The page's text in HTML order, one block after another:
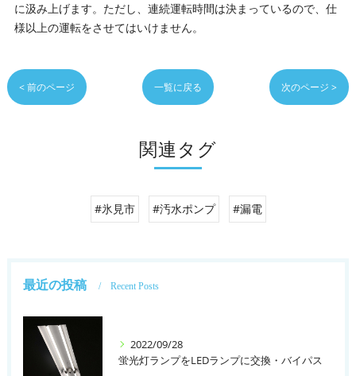
に汲み上げます。ただし、連続運転時間は決まっているので、仕
様以上の運転をさせてはいけません。
< 前のページ 一覧に戻る 次のページ >
関連タグ
#氷見市 #汚水ポンプ #漏電
最近の投稿 Recent Posts
2022/09/28
蛍光灯ランプをLEDランプに交換・バイパス